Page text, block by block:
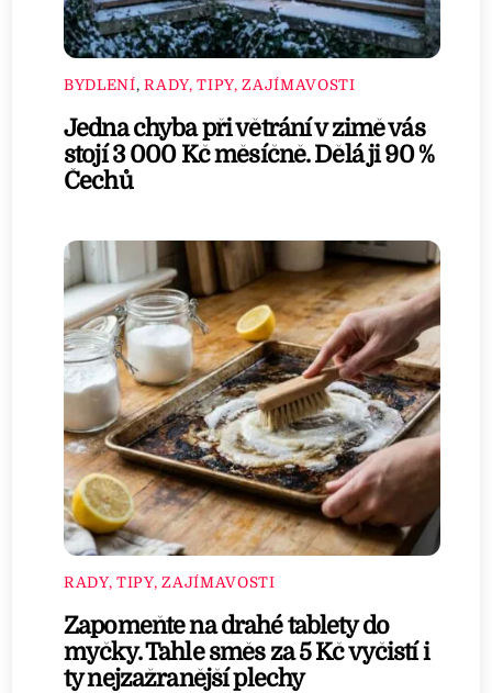
BYDLENÍ,RADY, TIPY, ZAJÍMAVOSTI
Jedna chyba při větrání v zimě vás
stojí 3 000 Kč měsíčně. Dělá ji 90 %
Čechů
RADY, TIPY, ZAJÍMAVOSTI
Zapomeňte na drahé tablety do
myčky. Tahle směs za 5 Kč vyčistí i
ty nejzažranější plechy